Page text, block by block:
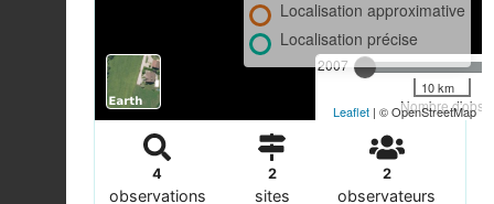
2007
Nombre
Localisation approximative
Localisation précise
10 km
Leaflet | © OpenStreetMap
4
observations
2
sites
2
observateurs